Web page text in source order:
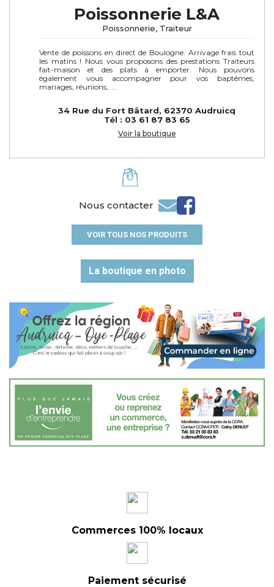
Poissonnerie L&A
Poissonnerie, Traiteur
Vente de poissons en direct de Boulogne. Arrivage frais tout
les matins ! Nous vous proposons des prestations Traiteurs
fait-maison et des plats à emporter. Nous pouvons
également vous accompagner pour vos baptêmes,
mariages, réunions, ...
34 Rue du Fort Bâtard, 62370 Audruicq
Tél : 03 61 87 83 65
Voir la boutique
Nous contacter
VOIR TOUS NOS PRODUITS
La boutique en photo
Commerces 100% locaux
Paiement sécurisé